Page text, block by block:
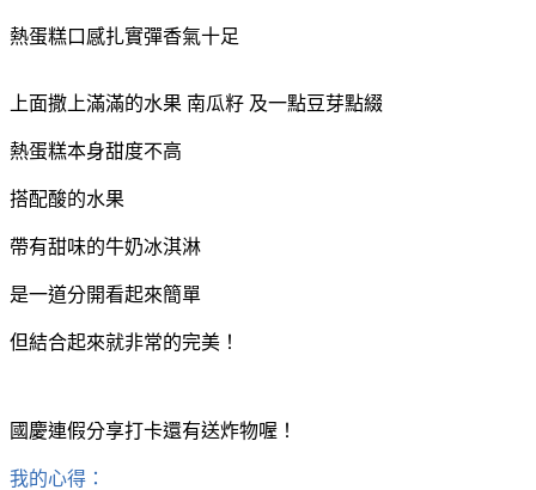
熱蛋糕口感扎實彈香氣十足
上面撒上滿滿的水果 南瓜籽 及一點豆芽點綴
熱蛋糕本身甜度不高
搭配酸的水果
帶有甜味的牛奶冰淇淋
是一道分開看起來簡單
但結合起來就非常的完美！
國慶連假分享打卡還有送炸物喔！
我的心得：